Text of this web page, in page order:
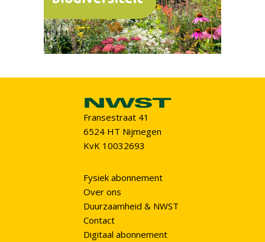
Fransestraat 41
6524 HT Nijmegen
KvK 10032693
Fysiek abonnement
Over ons
Duurzaamheid & NWST
Contact
Digitaal abonnement